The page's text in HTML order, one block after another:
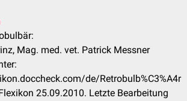
Mag. med. vet. Patrick Messner
de/Retrobulb%C3%A4r
25.09.2010. Letzte Bearbeitung